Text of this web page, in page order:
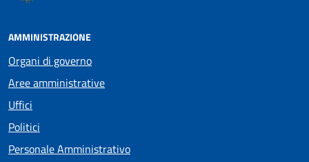
AMMINISTRAZIONE
Organi di governo
Aree amministrative
Uffici
Politici
Personale Amministrativo